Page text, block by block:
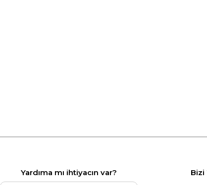
Yardıma mı ihtiyacın var? Bizi